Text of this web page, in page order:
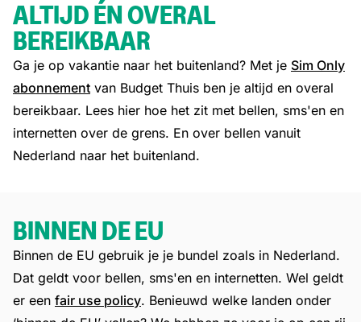
ALTIJD ÉN OVERAL
BEREIKBAAR
Ga je op vakantie naar het buitenland? Met je Sim Only
abonnement van Budget Thuis ben je altijd en overal
bereikbaar. Lees hier hoe het zit met bellen, sms'en en
internetten over de grens. En over bellen vanuit
Nederland naar het buitenland.
BINNEN DE EU
Binnen de EU gebruik je je bundel zoals in Nederland.
Dat geldt voor bellen, sms'en en internetten. Wel geldt
er een fair use policy. Benieuwd welke landen onder